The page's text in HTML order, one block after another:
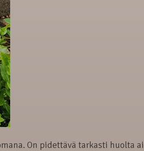
On pidettävä tarkasti huolta